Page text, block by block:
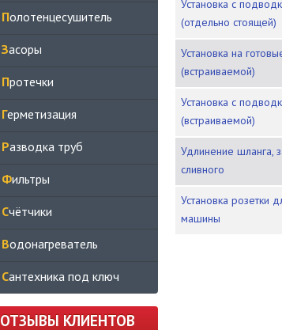
Полотенцесушитель
Засоры
Протечки
Герметизация
Разводка труб
Фильтры
Счётчики
Водонагреватель
Сантехника под ключ
ОТЗЫВЫ КЛИЕНТОВ
Установка с подводкой коммуникаций
(отдельно стоящей)
Установка на готовые коммуникации
(встраиваемой)
Установка с подводкой коммуникаций
(встраиваемой)
Удлинение шланга, заливного или
сливного
Установка розетки для стиральной
машины